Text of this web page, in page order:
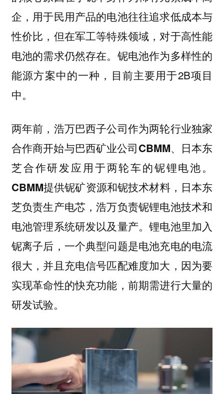
企，用于民用产品的电池往往追求低成本与
性价比，但在军工等特殊领域，对于高性能
电池的需求仍然存在。铌电池作为多样性的
能源方案中的一种，目前主要用于2B项目
中。
两年前，浩万巴西子公司作为两轮行业独家
合作商开始与巴西矿业公司CBMM、日本东
芝合作研发应用于两轮车的铌锂电池。
CBMM提供铌矿资源和铌技术材料，日本东
芝负责生产电芯，浩万负责铌锂电池技术和
电池管理系统研发以及量产。锂电池里加入
铌离子后，一个典型问题是电池充电的电流
很大，并且充电信号匹配难度加大，因为要
实现革命性的快充功能，前期需进行大量的
研发试验。